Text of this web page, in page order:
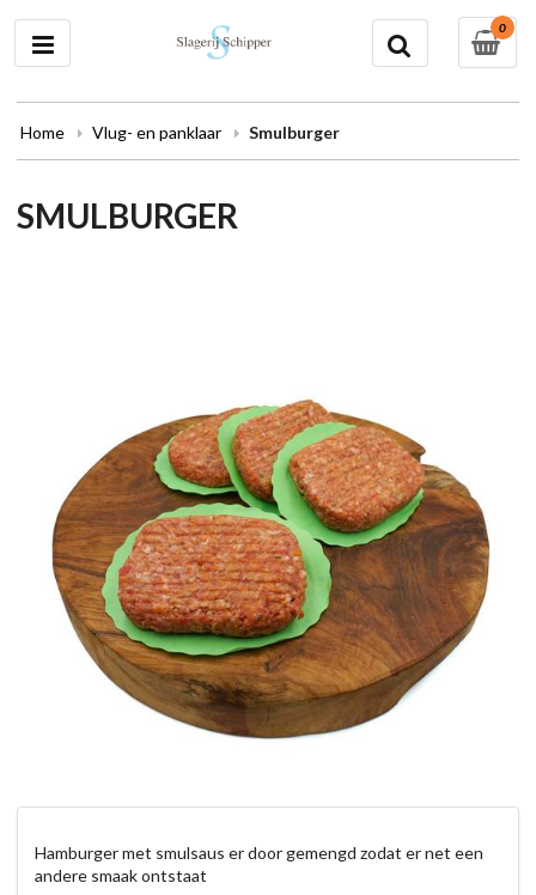
0
Home Vlug- en panklaar Smulburger
SMULBURGER
Hamburger met smulsaus er door gemengd zodat er net een
andere smaak ontstaat